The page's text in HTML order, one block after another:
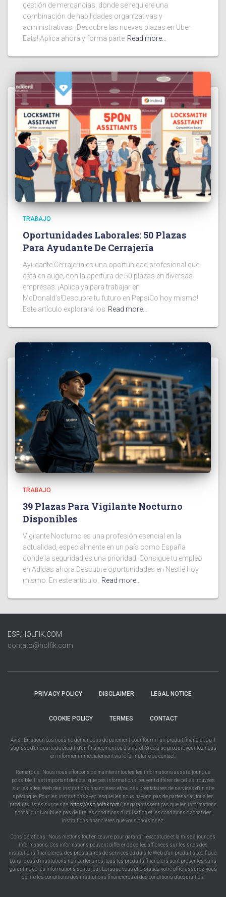
gestión de mercancías, donde se requiere una
combinación de habilidades organizativas y
administrativas. ¡Descubre las nuevas plazas en Uber
Eats!¡Aplica ahora y forma parte Read more…
TRABAJO
Oportunidades Laborales: 50 Plazas
Para Ayudante De Cerrajería
Ayudante Cerrajería es una oportunidad profesional que
está en auge, con la apertura de 50 plazas en diversas
empresas. ¡Aplica ya para trabajar en
McDonald’s!Descubre tu futuro en PepsiCo hoy mismo!
Este artículo explorará los Read more…
TRABAJO
39 Plazas Para Vigilante Nocturno
Disponibles
Vigilante Nocturno es una profesión esencial en la
actualidad, especialmente en un país como España
donde la seguridad es una prioridad. Consigue tu empleo
en Adidas ahora.Descubre oportunidades en Nestlé hoy
mismo. En este artículo,
Read more…
ESP.HOLFIK.COM
contato@holfik.com
PRIVACY POLICY DISCLAIMER LEGAL NOTICE
COOKIE POLICY TERMES CONTACT
Avis : En aucun cas nous ne demandons de paiement pour fournir un produit financier, qu'il
s'agisse d'une carte de crédit, d'un financement ou d'un prêt. Si cela se produit, veuillez nous
en informer immédiatement via le formulaire de contact.
Remarque : Nous nous efforçons de maintenir toutes les informations aussi à jour que
possible. Il est important de noter que ces informations peuvent différer de celles trouvées
sur les sites Web des institutions financières et/ou des prestataires de services d'un site
spécifique. Pour les institutions avec lesquelles nous n'avons pas de partenariat, tous les
produits listés sur ce site, https://esp.holfik.com/, ne garantissent pas que les informations
sont à jour. N'oubliez pas de lire les conditions d'utilisation et les conditions d'achat des
institutions financières que vous choisissez.
Considérations : Nous mettons tout en œuvre pour garantir l'exactitude et la mise à jour des
informations. Ces informations peuvent différer de celles affichées sur les sites des
institutions financières, des prestataires de services ou du site Web d'un produit spécifique.
Dans le cas d'institutions non partenaires, tous les produits financiers sont présentés sans
garantir que les informations sont à jour. Lorsque vous choisissez votre offre, assurez-vous
de lire les conditions des institutions financières et des conditions d'acquisition.